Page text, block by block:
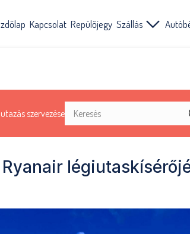
Kapcsolat Repülőjegy Szállás
szervezése